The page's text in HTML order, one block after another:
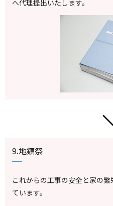
へ代理提出いたします。
9.地鎮祭
これからの工事の安全と家の
ています。